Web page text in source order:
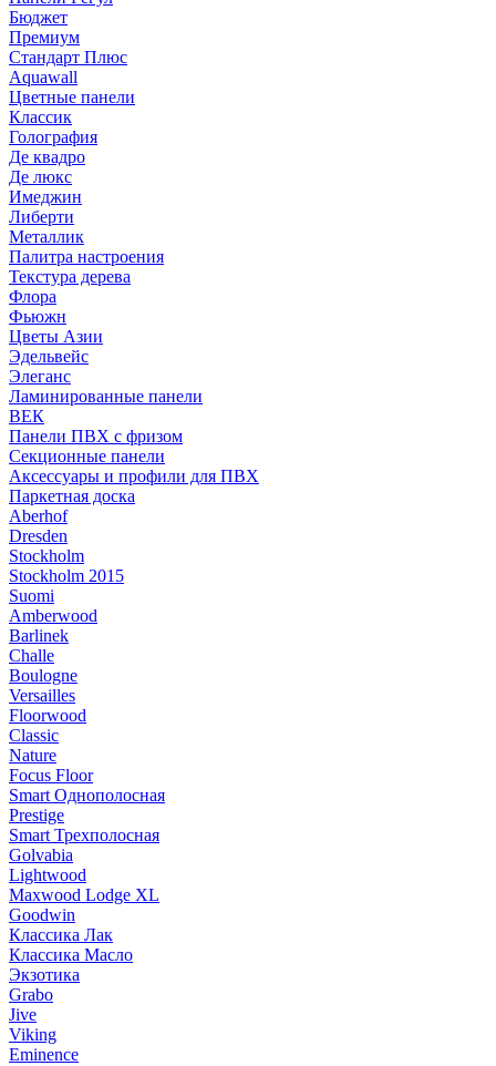
Бюджет
Премиум
Стандарт Плюс
Aquawall
Цветные панели
Классик
Голография
Де квадро
Де люкс
Имеджин
Либерти
Металлик
Палитра настроения
Текстура дерева
Флора
Фьюжн
Цветы Азии
Эдельвейс
Элеганс
Ламинированные панели
ВЕК
Панели ПВХ с фризом
Секционные панели
Аксессуары и профили для ПВХ
Паркетная доска
Aberhof
Dresden
Stockholm
Stockholm 2015
Suomi
Amberwood
Barlinek
Challe
Boulogne
Versailles
Floorwood
Classic
Nature
Focus Floor
Smart Однополосная
Prestige
Smart Трехполосная
Golvabia
Lightwood
Maxwood Lodge XL
Goodwin
Классика Лак
Классика Масло
Экзотика
Grabo
Jive
Viking
Eminence